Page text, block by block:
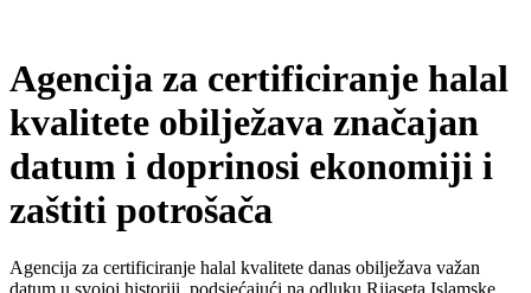
Agencija za certificiranje halal
kvalitete obilježava značajan
datum i doprinosi ekonomiji i
zaštiti potrošača
Agencija za certificiranje halal kvalitete danas obilježava važan